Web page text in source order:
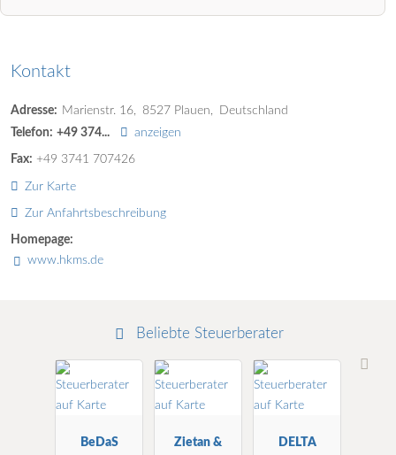
Kontakt
Adresse: Marienstr. 16 8527 Plauen
Deutschland
Telefon: +49 374... anzeigen
Fax: +49 3741 707426
Zur Karte
Zur Anfahrtsbeschreibung
Homepage:
www.hkms.de
Beliebte Steuerberater
BeDaS
Zietan &
DELTA